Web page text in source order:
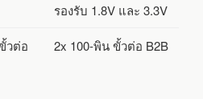
รองรับ 1.8V และ 3.3V
วต่อ
2x 100-พิน ขั้วต่อ B2B